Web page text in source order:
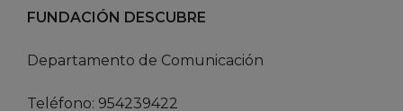
FUNDACIÓN DESCUBRE
Departamento de Comunicación
Teléfono: 954239422